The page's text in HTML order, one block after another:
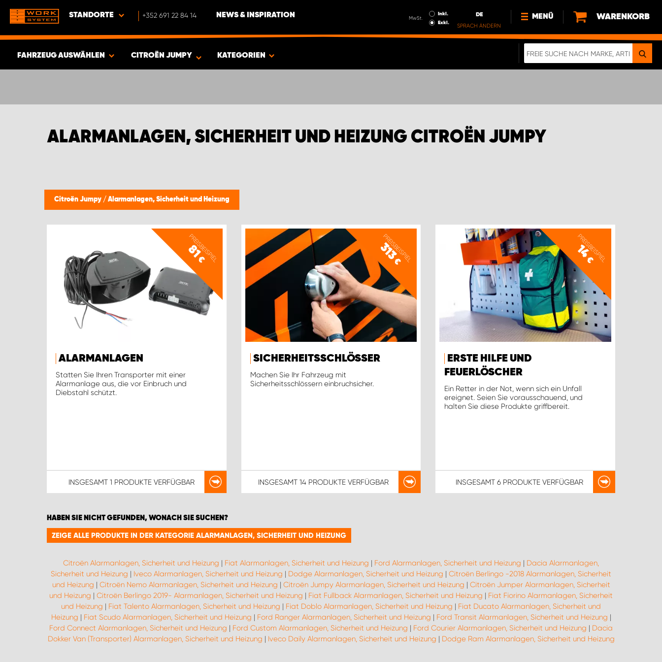
STANDORTE +352 691 22 84 14 NEWS & INSPIRATION MwSt.
Inkl.
Exkl.
DE
SPRACH ÄNDERN
MENÜ
NEWS
WARENKORB
FAHRZEUG AUSWÄHLEN
ARTIKEL
CITROËN JUMPY KATEGORIEN
ALARMANLAGEN, SICHERHEIT UND HEIZUNG CITROËN JUMPY
Citroën Jumpy / Alarmanlagen, Sicherheit und Heizung
PREISBEISPIEL
81
€
ALARMANLAGEN
Statten Sie Ihren Transporter mit einer
Alarmanlage aus, die vor Einbruch und
Diebstahl schützt.
INSGESAMT 1 PRODUKTEVERFÜGBAR
PREISBEISPIEL
313
€
SICHERHEITSSCHLÖSSER
Machen Sie Ihr Fahrzeug mit
Sicherheitsschlössern einbruchsicher.
INSGESAMT14 PRODUKTE VERFÜGBAR
PREISBEISPIEL
14
€
ERSTE HILFE UND
FEUERLÖSCHER
Ein Retter in der Not, wenn sich ein Unfall
ereignet. Seien Sie vorausschauend, und
halten Sie diese Produkte griffbereit.
INSGESAMT 6 PRODUKTE VERFÜGBAR
HABEN SIE NICHT GEFUNDEN, WONACH SIE SUCHEN?
ZEIGE ALLE PRODUKTE IN DER KATEGORIE ALARMANLAGEN, SICHERHEIT UND HEIZUNG
Citroën Alarmanlagen, Sicherheit und Heizung | Fiat Alarmanlagen, Sicherheit und Heizung | Ford Alarmanlagen, Sicherheit und Heizung | Dacia Alarmanlagen,
Sicherheit und Heizung | Iveco Alarmanlagen, Sicherheit und Heizung | Dodge Alarmanlagen, Sicherheit und Heizung | Citroën Berlingo -2018 Alarmanlagen, Sicherheit
und Heizung | Citroën Nemo Alarmanlagen, Sicherheit und Heizung | Citroën Jumpy Alarmanlagen, Sicherheit und Heizung | Citroën Jumper Alarmanlagen, Sicherheit
und Heizung | Citroën Berlingo 2019- Alarmanlagen, Sicherheit und Heizung | Fiat Fullback Alarmanlagen, Sicherheit und Heizung | Fiat Fiorino Alarmanlagen, Sicherheit
und Heizung | Fiat Talento Alarmanlagen, Sicherheit und Heizung | Fiat Doblo Alarmanlagen, Sicherheit und Heizung | Fiat Ducato Alarmanlagen, Sicherheit und
Heizung | Fiat Scudo Alarmanlagen, Sicherheit und Heizung | Ford Ranger Alarmanlagen, Sicherheit und Heizung | Ford Transit Alarmanlagen, Sicherheit und Heizung |
Ford Connect Alarmanlagen, Sicherheit und Heizung | Ford Custom Alarmanlagen, Sicherheit und Heizung | Ford Courier Alarmanlagen, Sicherheit und Heizung | Dacia
Dokker Van (Transporter) Alarmanlagen, Sicherheit und Heizung | Iveco Daily Alarmanlagen, Sicherheit und Heizung | Dodge Ram Alarmanlagen, Sicherheit und Heizung